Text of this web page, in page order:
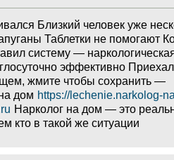
Близкий человек уже
Таблетки не помогают
систему —
эффективно Приехал
жмите чтобы сохранить —
дом https://lechenie.narkolog-
Нарколог на дом — это
кто в такой же ситуации